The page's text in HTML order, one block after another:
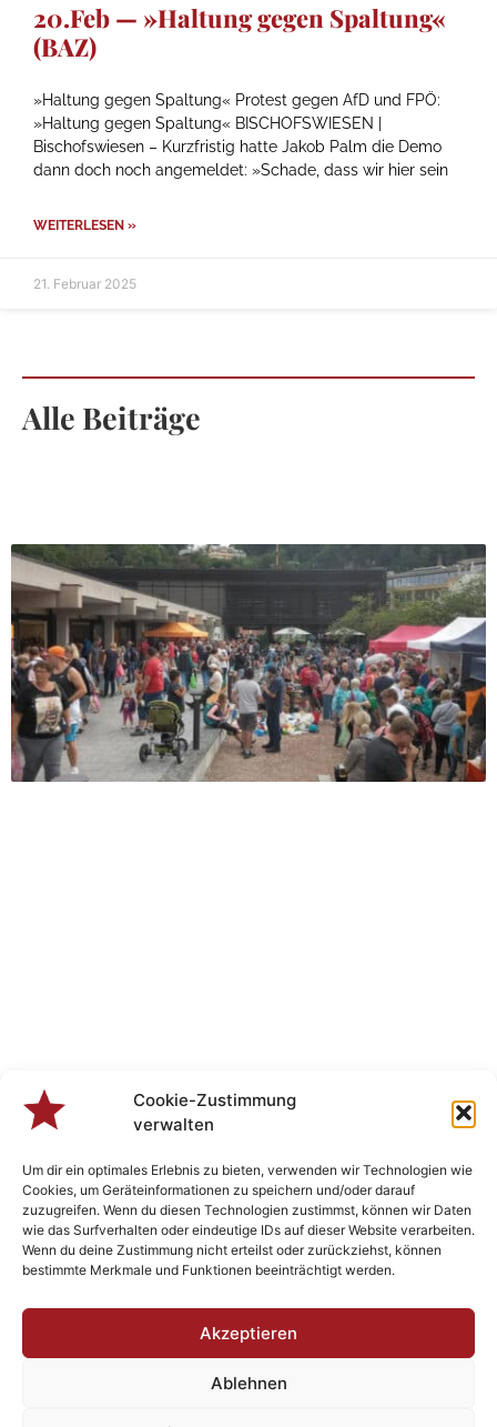
Cookie-Zustimmung
verwalten
Um dir ein optimales Erlebnis zu bieten, verwenden wir Technologien wie
Cookies, um Geräteinformationen zu speichern und/oder darauf
zuzugreifen. Wenn du diesen Technologien zustimmst, können wir Daten
wie das Surfverhalten oder eindeutige IDs auf dieser Website verarbeiten.
Wenn du deine Zustimmung nicht erteilst oder zurückziehst, können
bestimmte Merkmale und Funktionen beeinträchtigt werden.
Akzeptieren
Ablehnen
20.Feb — »Haltung gegen Spaltung«
(BAZ)
»Haltung gegen Spaltung« Protest gegen AfD und FPÖ:
»Haltung gegen Spaltung« BISCHOFSWIESEN |
Bischofswiesen – Kurzfristig hatte Jakob Palm die Demo
dann doch noch angemeldet: »Schade, dass wir hier sein
WEITERLESEN »
21. Februar 2025
Alle Beiträge
Veranstaltungen